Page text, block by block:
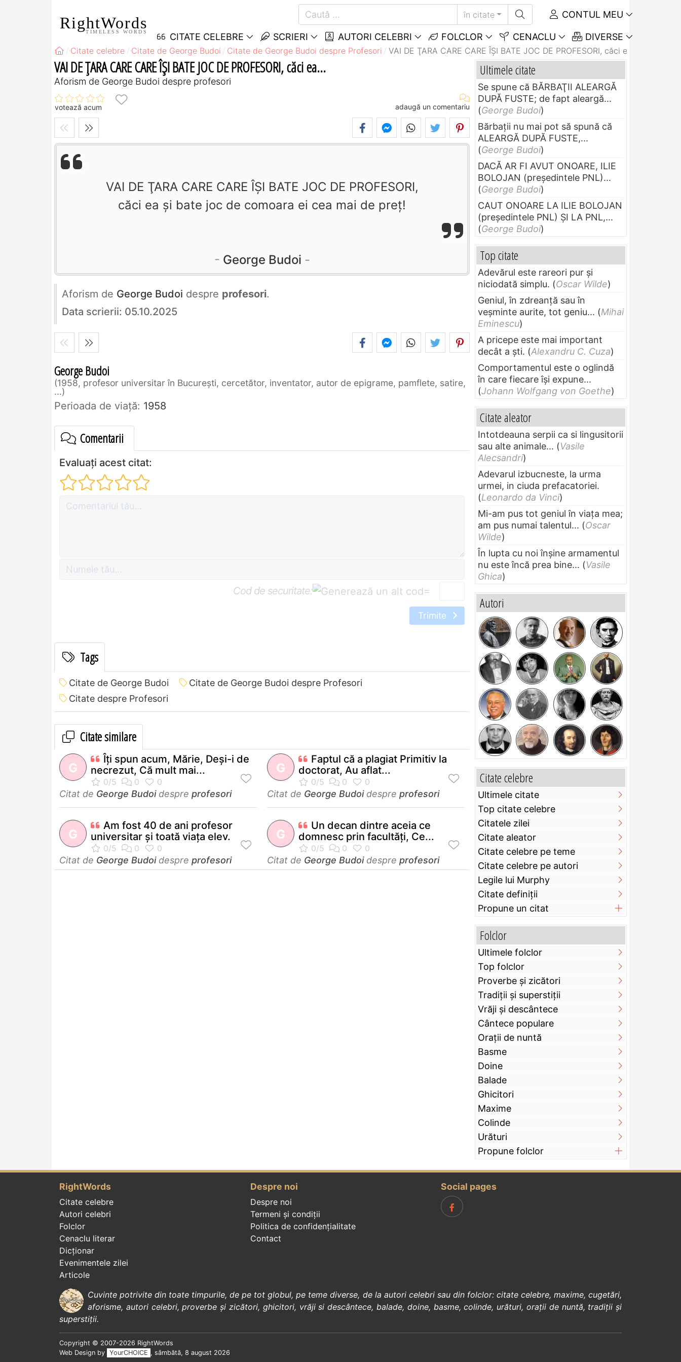
RightWords
TIMELESS WORDS
în citate CONTUL MEU
CITATE CELEBRE SCRIERI AUTORI CELEBRI FOLCLOR CENACLU DIVERSE
Citate celebre Citate de George Budoi Citate de George Budoi despre Profesori VAI DE ŢARA CARE CARE ÎŞI BATE JOC DE PROFESORI, căci ea...
VAI DE ŢARA CARE CARE ÎŞI BATE JOC DE PROFESORI, căci ea...
Aforism de George Budoi despre profesori
votează acum adaugă un comentariu
VAI DE ŢARA CARE CARE ÎŞI BATE JOC DE PROFESORI,
căci ea şi bate joc de comoara ei cea mai de preţ!
George Budoi
Aforism de George Budoi despre profesori.
Data scrierii: 05.10.2025
George Budoi
1958, profesor universitar în București, cercetător, inventator, autor de epigrame, pamflete, satire,
...
Perioada de viaţă: 1958
Comentarii
Evaluați acest citat:
Cod de securitate: =
Trimite
Tags
Citate de George Budoi
Citate de George Budoi despre Profesori
Citate despre Profesori
Citate similare
G
Îţi spun acum, Mărie, Deşi-i de
necrezut, Că mult mai...
Citat de George Budoidespre profesori
G
Faptul că a plagiat Primitiv la
doctorat, Au aflat...
Citat de George Budoidespre profesori
G
Am fost 40 de ani profesor
universitar şi toată viaţa elev.
Citat de George Budoidespre profesori
G
Un decan dintre aceia ce
domnesc prin facultăţi, Ce...
Citat de George Budoidespre profesori
Ultimele citate
Se spune că BĂRBAŢII ALEARGĂ
DUPĂ FUSTE; de fapt aleargă...
(George Budoi)
Bărbaţii nu mai pot să spună că
ALEARGĂ DUPĂ FUSTE,...
(George Budoi)
DACĂ AR FI AVUT ONOARE, ILIE
BOLOJAN (preşedintele PNL)...
(George Budoi)
CAUT ONOARE LA ILIE BOLOJAN
(preşedintele PNL) ŞI LA PNL,...
(George Budoi)
Top citate
Adevărul este rareori pur și
niciodată simplu. (Oscar Wilde)
Geniul, în zdreanţă sau în
veşminte aurite, tot geniu... (Mihai
Eminescu)
A pricepe este mai important
decât a ști. (Alexandru C. Cuza)
Comportamentul este o oglindă
în care fiecare își expune...
(Johann Wolfgang von Goethe)
Citate aleator
Intotdeauna serpii ca si lingusitorii
sau alte animale... (Vasile
Alecsandri)
Adevarul izbucneste, la urma
urmei, in ciuda prefacatoriei.
(Leonardo da Vinci)
Mi-am pus tot geniul în viața mea;
am pus numai talentul... (Oscar
Wilde)
În lupta cu noi înșine armamentul
nu este încă prea bine... (Vasile
Ghica)
Autori
Citate celebre
Ultimele citate
Top citate celebre
Citatele zilei
Citate aleator
Citate celebre pe teme
Citate celebre pe autori
Legile lui Murphy
Citate definiţii
Propune un citat
Folclor
Ultimele folclor
Top folclor
Proverbe și zicători
Tradiții și superstiții
Vrăji și descântece
Cântece populare
Orații de nuntă
Basme
Doine
Balade
Ghicitori
Maxime
Colinde
Urături
Propune folclor
RightWords
Citate celebre
Autori celebri
Folclor
Cenaclu literar
Dicționar
Evenimentele zilei
Articole
Despre noi
Despre noi
Termeni și condiții
Politica de confidenţialitate
Contact
Social pages
Cuvinte potrivite din toate timpurile, de pe tot globul, pe teme diverse, de la autori celebrisau din folclor: citate celebre, maxime,cugetări,
aforisme, autori celebri,proverbe și zicători, ghicitori, vrăji si descântece, balade, doine, basme,colinde, urături, orații de nuntă, tradiții și
superstiții.
Copyright © 2007-2026 RightWords
Web Design by
YourCHOICE , sâmbătă, 8 august 2026